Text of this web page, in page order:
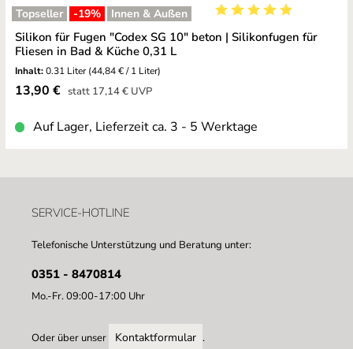
Topseller -19% Innen & Außen
Durchschnittliche
Silikon für Fugen "Codex SG 10" beton | Silikonfugen für
Fliesen in Bad & Küche 0,31 L
Inhalt:0.31 Liter(44,84 € / 1 Liter)
Verkaufspreis:
13,90 € statt Regulärer Preis:
17,14 €UVP
Auf Lager, Lieferzeit ca. 3 - 5 Werktage
SERVICE-HOTLINE
Telefonische Unterstützung und Beratung unter:
0351 - 8470814
Mo.-Fr. 09:00-17:00 Uhr
Oder über unser Kontaktformular .